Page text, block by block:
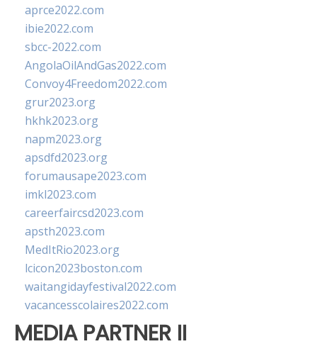
aprce2022.com
ibie2022.com
sbcc-2022.com
AngolaOilAndGas2022.com
Convoy4Freedom2022.com
grur2023.org
hkhk2023.org
napm2023.org
apsdfd2023.org
forumausape2023.com
imkl2023.com
careerfaircsd2023.com
apsth2023.com
MedItRio2023.org
lcicon2023boston.com
waitangidayfestival2022.com
vacancesscolaires2022.com
MEDIA PARTNER II